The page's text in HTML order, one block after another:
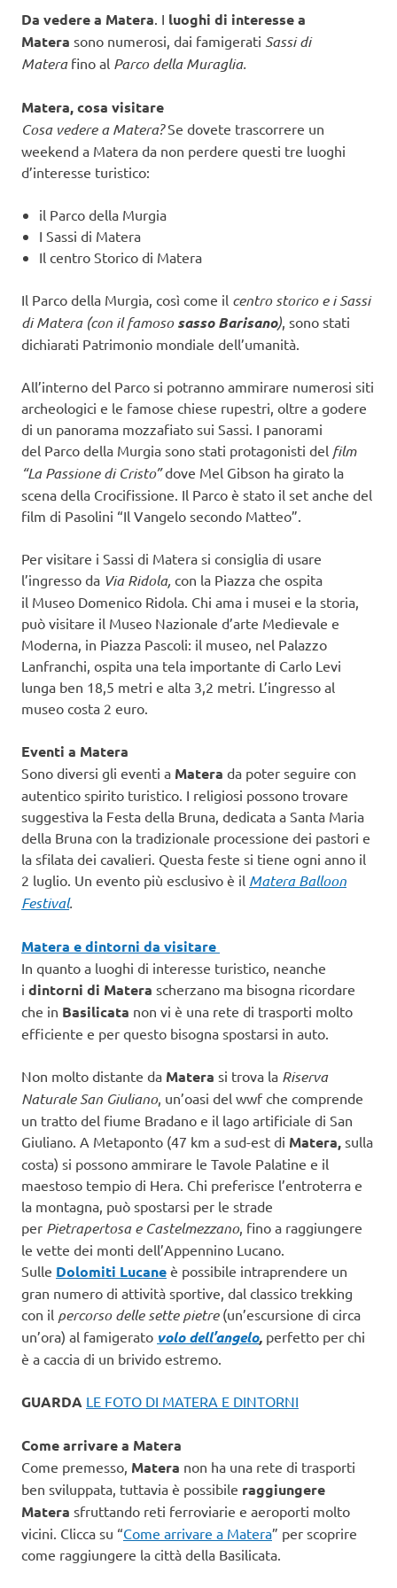
Da vedere a Matera. I luoghi di interesse a
Matera sono numerosi, dai famigerati Sassi di
Matera fino al Parco della Muraglia.
Matera, cosa visitare
Cosa vedere a Matera?Se dovete trascorrere un
weekend a Matera da non perdere questi tre luoghi
d’interesse turistico:
il Parco della Murgia
I Sassi di Matera
Il centro Storico di Matera
Il Parco della Murgia, così come il centro storico e i Sassi
di Matera (con il famososasso Barisano), sono stati
dichiarati Patrimonio mondiale dell’umanità.
All’interno del Parco si potranno ammirare numerosi siti
archeologici e le famose chiese rupestri, oltre a godere
di un panorama mozzafiato sui Sassi. I panorami
del Parco della Murgia sono stati protagonisti del film
“La Passione di Cristo”dove Mel Gibson ha girato la
scena della Crocifissione. Il Parco è stato il set anche del
film di Pasolini “Il Vangelo secondo Matteo”.
Per visitare i Sassi di Matera si consiglia di usare
l’ingresso da Via Ridola, con la Piazza che ospita
il Museo Domenico Ridola. Chi ama i musei e la storia,
può visitare il Museo Nazionale d’arte Medievale e
Moderna, in Piazza Pascoli: il museo, nel Palazzo
Lanfranchi, ospita una tela importante di Carlo Levi
lunga ben 18,5 metri e alta 3,2 metri. L’ingresso al
museo costa 2 euro.
Eventi a Matera
Sono diversi gli eventi a Matera da poter seguire con
autentico spirito turistico. I religiosi possono trovare
suggestiva la Festa della Bruna, dedicata a Santa Maria
della Bruna con la tradizionale processione dei pastori e
la sfilata dei cavalieri. Questa feste si tiene ogni anno il
2 luglio. Un evento più esclusivo è il Matera Balloon
Festival.
Matera e dintorni da visitare
In quanto a luoghi di interesse turistico, neanche
i dintorni di Matera scherzano ma bisogna ricordare
che in Basilicata non vi è una rete di trasporti molto
efficiente e per questo bisogna spostarsi in auto.
Non molto distante da Matera si trova la Riserva
Naturale San Giuliano, un’oasi del wwf che comprende
un tratto del fiume Bradano e il lago artificiale di San
Giuliano. A Metaponto (47 km a sud-est di Matera, sulla
costa) si possono ammirare le Tavole Palatine e il
maestoso tempio di Hera. Chi preferisce l’entroterra e
la montagna, può spostarsi per le strade
per Pietrapertosa e Castelmezzano, fino a raggiungere
le vette dei monti dell’Appennino Lucano.
Sulle Dolomiti Lucane è possibile intraprendere un
gran numero di attività sportive, dal classico trekking
con il percorso delle sette pietre (un’escursione di circa
un’ora) al famigerato volo dell’angelo, perfetto per chi
è a caccia di un brivido estremo.
GUARDA LE FOTO DI MATERA E DINTORNI
Come arrivare a Matera
Come premesso, Matera non ha una rete di trasporti
ben sviluppata, tuttavia è possibile raggiungere
Matera sfruttando reti ferroviarie e aeroporti molto
vicini. Clicca su “Come arrivare a Matera” per scoprire
come raggiungere la città della Basilicata.